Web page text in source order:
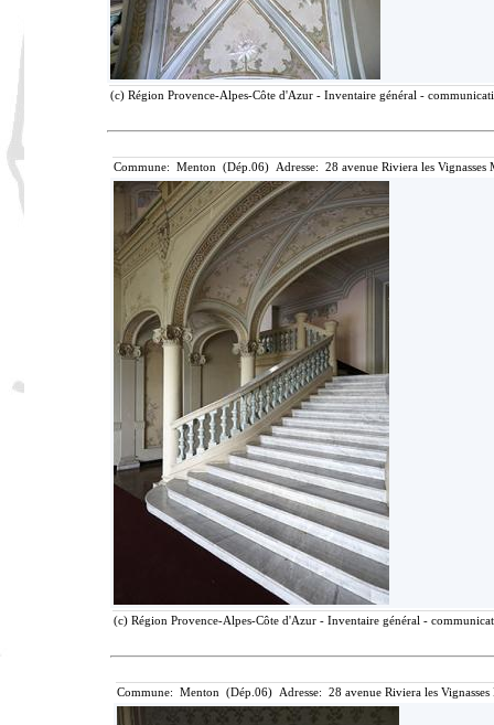
(c) Région Provence-Alpes-Côte d'Azur - Inventaire général -
Commune: Menton (Dép.06) Adresse: 28 avenue Riviera les
(c) Région Provence-Alpes-Côte d'Azur - Inventaire général -
Commune: Menton (Dép.06) Adresse: 28 avenue Riviera les